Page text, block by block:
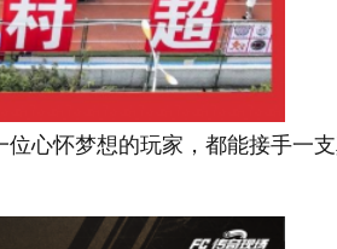
心怀梦想的玩家，都能接手一